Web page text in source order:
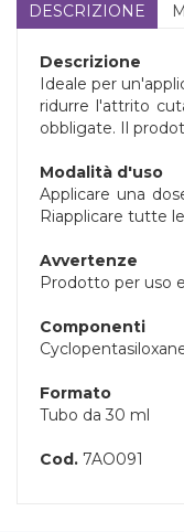
DESCRIZIONE
Descrizione
Ideale per
ridurre l'attrito
obbligate. Il
Modalità d'uso
Applicare una
Riapplicare tutte
Avvertenze
Prodotto per uso
Componenti
Formato
Tubo da 30 ml
Cod. 7AO091